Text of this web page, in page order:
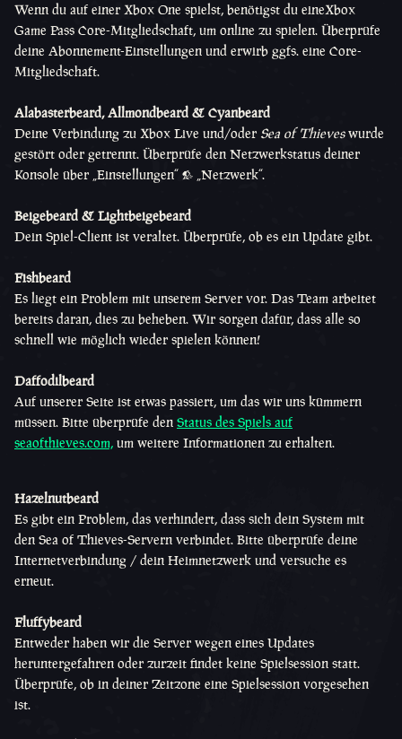
Wenn du auf einer Xbox One spielst, benötigst du eineXbox
Game Pass Core-Mitgliedschaft, um online zu spielen. Überprüfe
deine Abonnement-Einstellungen und erwirb ggfs. eine Core-
Mitgliedschaft.
Alabasterbeard,Allmondbeard & Cyanbeard
Deine Verbindung zu Xbox Live und/oder Sea of Thieveswurde
gestört oder getrennt. Überprüfe den Netzwerkstatus deiner
Konsole über „Einstellungen“ > „Netzwerk“.
Beigebeard & Lightbeigebeard
Dein Spiel-Client ist veraltet. Überprüfe, ob es ein Update gibt.
Fishbeard
Es liegt ein Problem mit unserem Server vor. Das Team arbeitet
bereits daran, dies zu beheben. Wir sorgen dafür, dass alle so
schnell wie möglich wieder spielen können!
Daffodilbeard
Auf unserer Seite ist etwas passiert, um das wir uns kümmern
müssen. Bitte überprüfe den Status des Spiels auf
seaofthieves.com, um weitere Informationen zu erhalten.
Hazelnutbeard
Es gibt ein Problem, das verhindert, dass sich dein System mit
den Sea of Thieves-Servern verbindet. Bitte überprüfe deine
Internetverbindung / dein Heimnetzwerk und versuche es
erneut.
Fluffybeard
Entweder haben wir die Server wegen eines Updates
heruntergefahren oder zurzeit findet keine Spielsession statt.
Überprüfe, ob in deiner Zeitzone eine Spielsession vorgesehen
ist.